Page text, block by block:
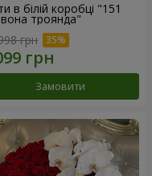
в білій коробці "151
троянда"
грн
Замовити